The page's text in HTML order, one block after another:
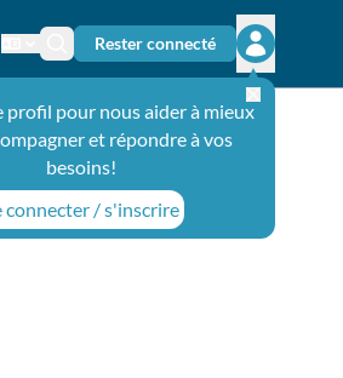
Changer de langue
Icône de recherche
Rester connecté
Ouvrir le
profil pour nous aider à mieux
et répondre à vos
besoins!
connecter / s'inscrire